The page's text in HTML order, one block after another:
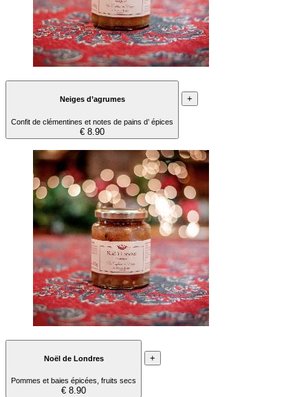
Neiges d’agrumes
Confit de clémentines et notes de pains d’ épices
€ 8.90
+
Noël de Londres
Pommes et baies épicées, fruits secs
€ 8.90
+